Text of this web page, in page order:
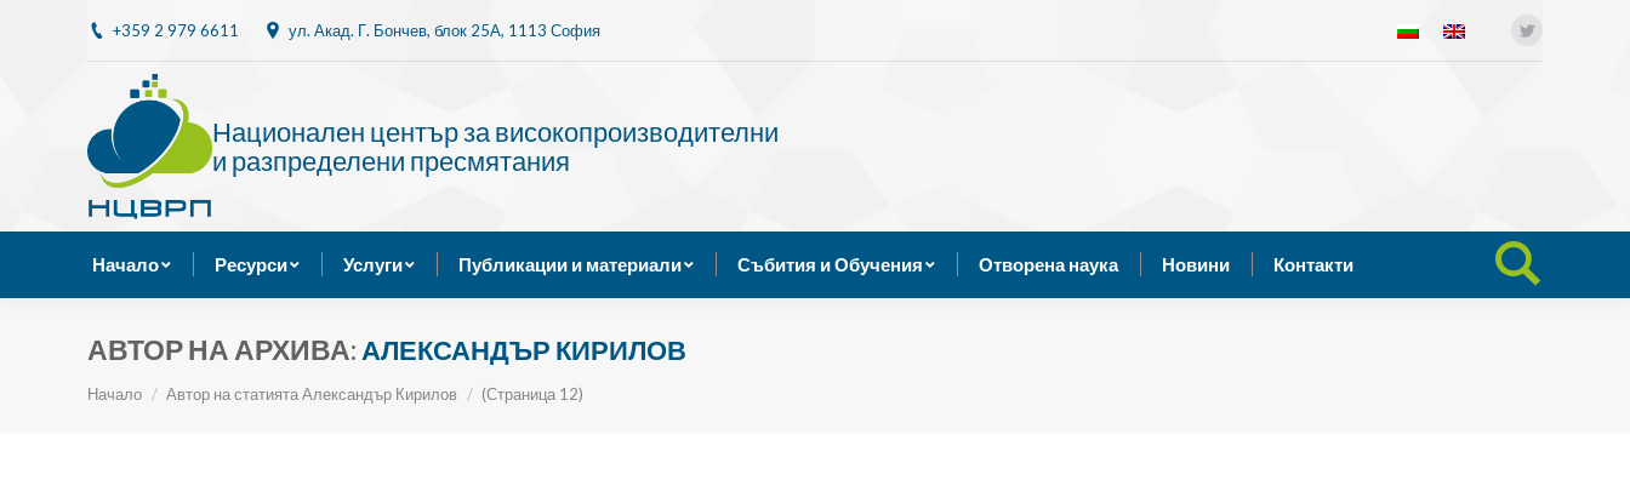
+359 2 979 6611 ул. Акад. Г. Бончев, блок 25A, 1113 София
Национален център за високопроизводителни
и разпределени пресмятания
Начало Ресурси Услуги Публикации и материали Събития и Обучения Отворена наука Новини Контакти Search:
АВТОР НА АРХИВА: АЛЕКСАНДЪР КИРИЛОВ
Ти си тук:
Начало Автор на статията Александър Кирилов (Страница 12)
Начало Ресурси Услуги Новини
Search: